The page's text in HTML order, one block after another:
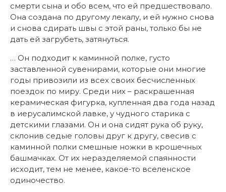
смерти сына и обо всем, что ей предшествовало.
Она создана по другому лекалу, и ей нужно снова
и снова сдирать швы с этой раны, только бы не
дать ей загрубеть, затянуться.
… Он подходит к каминной полке, густо
заставленной сувенирами, которые они многие
годы привозили из всех своих бесчисленных
поездок по миру. Среди них – раскрашенная
керамическая фигурка, купленная два года назад
в иерусалимской лавке, у чудного старика с
детскими глазами. Он и она сидят рука об руку,
склонив седые головы друг к другу, свесив с
каминной полки смешные ножки в крошечных
башмачках. От их неразделяемой спаянности
исходит, тем не менее, какое-то вселенское
одиночество.